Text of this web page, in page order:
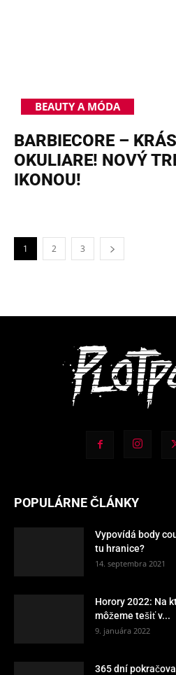
BEAUTY A MÓDA
BARBIECORE –
OKULIARE! NOVÝ
IKONOU!
1 2 3
POPULÁRNE ČLÁNKY
Vypovídá body
tu hranice?
14. septembra 2021
Horory 2022: Na
môžeme tešiť v...
9. januára 2022
365 dní